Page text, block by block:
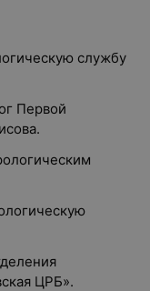
службу
Первой
ЦРБ».